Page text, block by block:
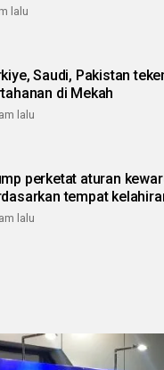
lalu
Saudi, Pakistan
di Mekah
lalu
perketat aturan
tempat
lalu